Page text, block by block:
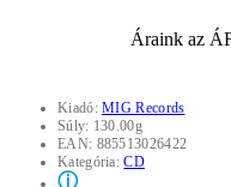
Áraink az
Kiadó:MIG Records
Súly: 130.00g
EAN: 885513026422
Kategória:CD
ⓘ